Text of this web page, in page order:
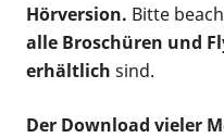
Hörversion. Bitte
alle Broschüren und
erhältlich sind.
Der Download vieler